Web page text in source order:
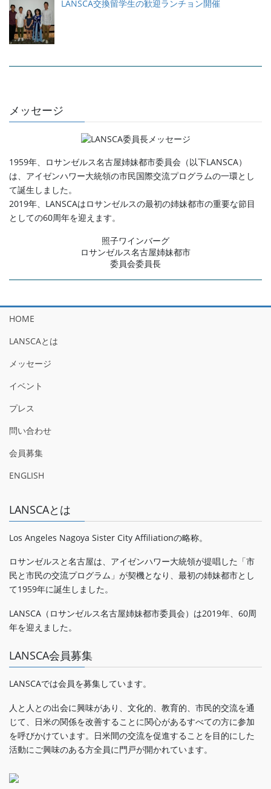
LANSCA交換留学生の歓迎ランチョン開催
メッセージ
1959年、ロサンゼルス名古屋姉妹都市委員会（以下LANSCA）
は、アイゼンハワー大統領の市民国際交流プログラムの一環とし
て誕生しました。
2019年、LANSCAはロサンゼルスの最初の姉妹都市の重要な節目
としての60周年を迎えます。
照子ワインバーグ
ロサンゼルス名古屋姉妹都市
委員会委員長
HOME
LANSCAとは
メッセージ
イベント
プレス
問い合わせ
会員募集
ENGLISH
LANSCAとは
Los Angeles Nagoya Sister City Affiliationの略称。
ロサンゼルスと名古屋は、アイゼンハワー大統領が提唱した「市
民と市民の交流プログラム」が契機となり、最初の姉妹都市とし
て1959年に誕生しました。
LANSCA（ロサンゼルス名古屋姉妹都市委員会）は2019年、60周
年を迎えました。
LANSCA会員募集
LANSCAでは会員を募集しています。
人と人との出会に興味があり、文化的、教育的、市民的交流を通
じて、日米の関係を改善することに関心があるすべての方に参加
を呼びかけています。日米間の交流を促進することを目的にした
活動にご興味のある方全員に門戸が開かれています。